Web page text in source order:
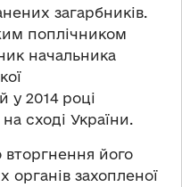
загарбників.
поплічником
начальника
у 2014 році
сході України.
його
органів захопленої